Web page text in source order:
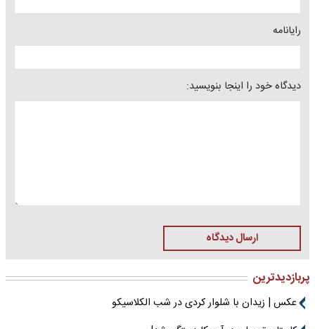
رایانامه
دیدگاه خود را اینجا بنویسید:
ارسال دیدگاه
پربازدیدترین
عکس | زیدان با شلوار کردی در شب الکلاسیکو